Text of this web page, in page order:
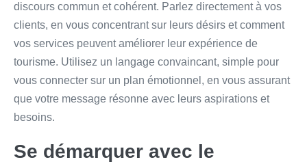
discours commun et cohérent. Parlez directement à vos
clients, en vous concentrant sur leurs désirs et comment
vos services peuvent améliorer leur expérience de
tourisme. Utilisez un langage convaincant, simple pour
vous connecter sur un plan émotionnel, en vous assurant
que votre message résonne avec leurs aspirations et
besoins.
Se démarquer avec le